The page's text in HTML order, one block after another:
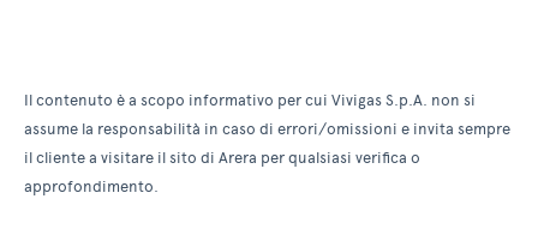
Il contenuto è a scopo informativo per cui Vivigas S.p.A. non si
assume la responsabilità in caso di errori/omissioni e invita sempre
il cliente a visitare il sito di Arera per qualsiasi verifica o
approfondimento.